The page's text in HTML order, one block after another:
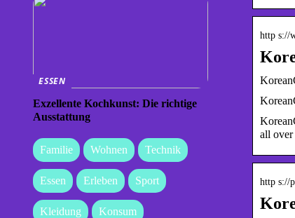
http s://
all
http s://
ESSEN
Exzellente Kochkunst: Die richtige
Ausstattung
Familie Wohnen Technik
Essen Erleben Sport
Kleidung Konsum